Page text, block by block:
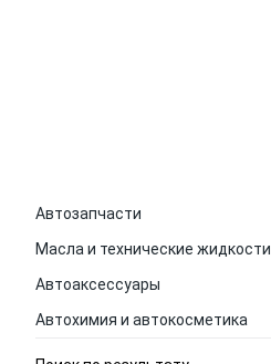
Автозапчасти
Масла и технические жидкости
Автоаксессуары
Автохимия и автокосметика